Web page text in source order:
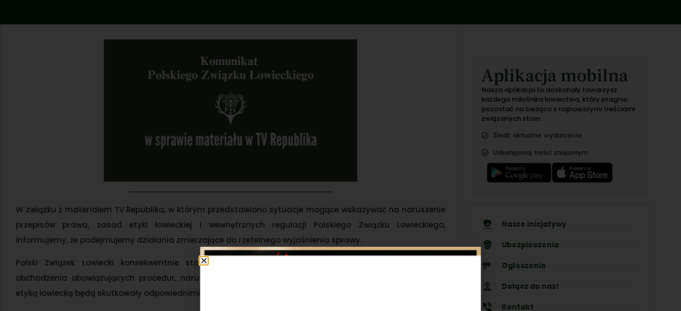
W związku z materiałem TV Republika, w którym przedstawiono sytuacje mogące wskazywać na naruszenie
przepisów prawa, zasad etyki łowieckiej i wewnętrznych regulacji Polskiego Związku Łowieckiego,
informujemy, że podejmujemy działania zmierzające do rzetelnego wyjaśnienia sprawy.
Polski Związek Łowiecki konsekwentnie stoi na stanowisku, że wszelkie przypadki łamania prawa,
obchodzenia obowiązujących procedur, naruszania zasad bezpieczeństwa lub działania niezgodnego z
etyką łowiecką będą skutkowały odpowiednimi konsekwencjami.
Aplikacja mobilna
Nasza aplikacja to doskonały towarzysz
każdego miłośnika łowiectwa, który pragnie
pozostać na bieżąco z najnowszymi treściami
związanych stron.
Śledź aktualne wydarzenia
Udostępniaj treści znajomym
Nasze inicjatywy
Ubezpieczenia
Ogłoszenia
Dołącz do nas!
Kontakt